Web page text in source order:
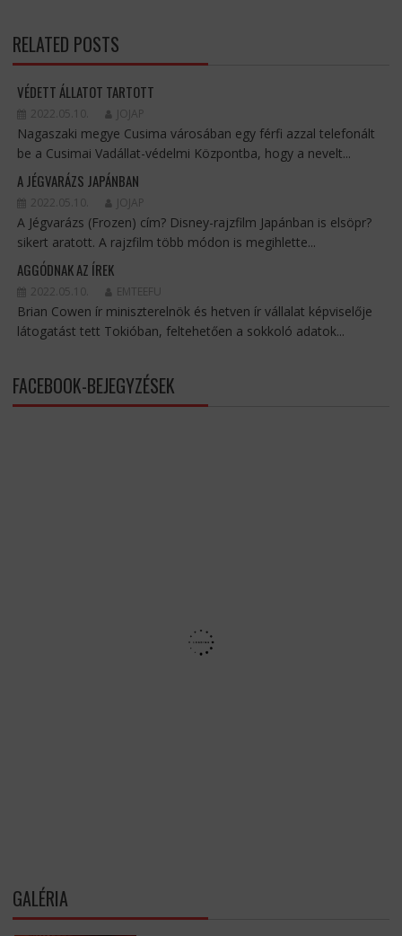
RELATED POSTS
VÉDETT ÁLLATOT TARTOTT
2022.05.10. JOJAP
Nagaszaki megye Cusima városában egy férfi azzal telefonált
be a Cusimai Vadállat-védelmi Központba, hogy a nevelt...
A JÉGVARÁZS JAPÁNBAN
2022.05.10. JOJAP
A Jégvarázs (Frozen) cím? Disney-rajzfilm Japánban is elsöpr?
sikert aratott. A rajzfilm több módon is megihlette...
AGGÓDNAK AZ ÍREK
2022.05.10. EMTEEFU
Brian Cowen ír miniszterelnök és hetven ír vállalat képviselője
látogatást tett Tokióban, feltehetően a sokkoló adatok...
FACEBOOK-BEJEGYZÉSEK
GALÉRIA